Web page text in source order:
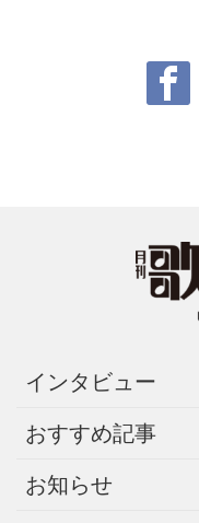
インタビュー
おすすめ記事
お知らせ